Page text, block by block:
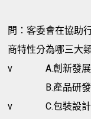
問：客委會在協助
商特性分為哪三大
v
A.創新發
B.產品研
v
C.包裝設